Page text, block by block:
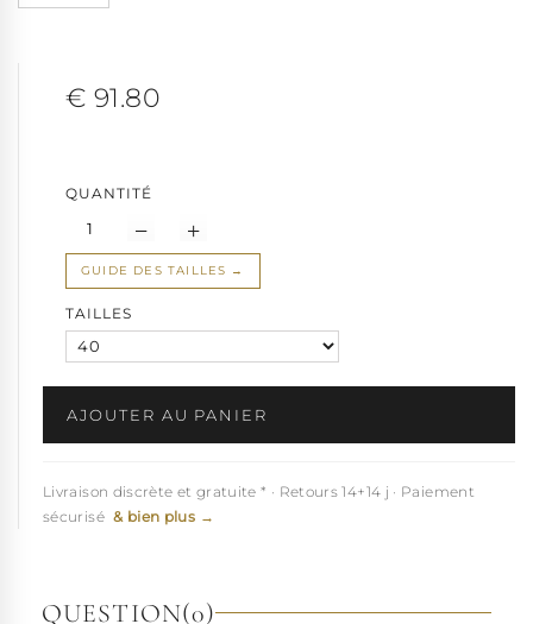
€ 91.80
QUANTITÉ
GUIDE DES TAILLES
TAILLES
AJOUTER AU PANIER
Livraison discrète et gratuite * · Retours 14+14 j · Paiement
sécurisé & bien plus →
QUESTION(0)